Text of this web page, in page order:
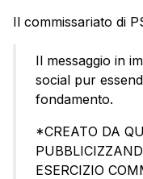
Il commissariato di
Il messaggio in
social pur
fondamento.
*CREATO DA
ESERCIZIO